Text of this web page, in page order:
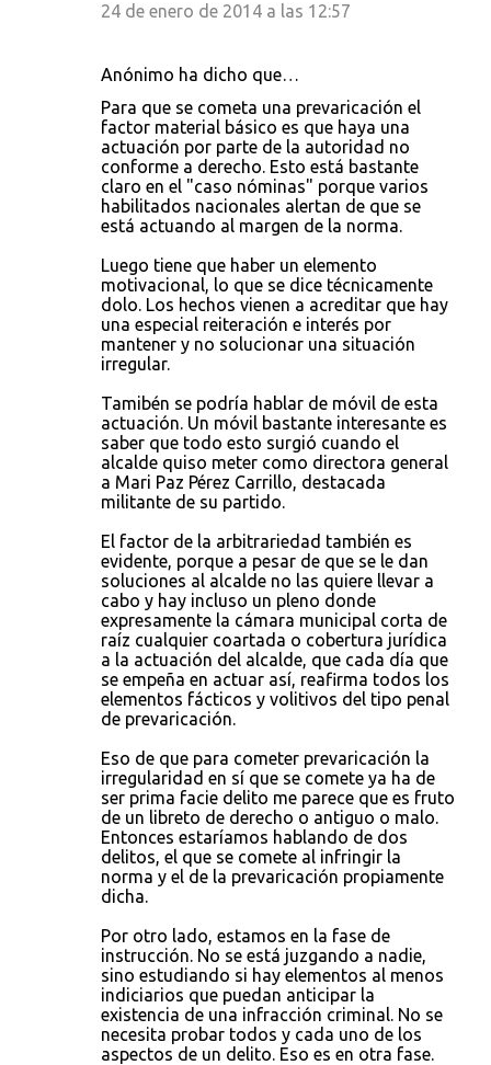
24 de enero de 2014 a las 12:57
Anónimo ha dicho que…
Para que se cometa una prevaricación el
factor material básico es que haya una
actuación por parte de la autoridad no
conforme a derecho. Esto está bastante
claro en el "caso nóminas" porque varios
habilitados nacionales alertan de que se
está actuando al margen de la norma.
Luego tiene que haber un elemento
motivacional, lo que se dice técnicamente
dolo. Los hechos vienen a acreditar que hay
una especial reiteración e interés por
mantener y no solucionar una situación
irregular.
Tamibén se podría hablar de móvil de esta
actuación. Un móvil bastante interesante es
saber que todo esto surgió cuando el
alcalde quiso meter como directora general
a Mari Paz Pérez Carrillo, destacada
militante de su partido.
El factor de la arbitrariedad también es
evidente, porque a pesar de que se le dan
soluciones al alcalde no las quiere llevar a
cabo y hay incluso un pleno donde
expresamente la cámara municipal corta de
raíz cualquier coartada o cobertura jurídica
a la actuación del alcalde, que cada día que
se empeña en actuar así, reafirma todos los
elementos fácticos y volitivos del tipo penal
de prevaricación.
Eso de que para cometer prevaricación la
irregularidad en sí que se comete ya ha de
ser prima facie delito me parece que es fruto
de un libreto de derecho o antiguo o malo.
Entonces estaríamos hablando de dos
delitos, el que se comete al infringir la
norma y el de la prevaricación propiamente
dicha.
Por otro lado, estamos en la fase de
instrucción. No se está juzgando a nadie,
sino estudiando si hay elementos al menos
indiciarios que puedan anticipar la
existencia de una infracción criminal. No se
necesita probar todos y cada uno de los
aspectos de un delito. Eso es en otra fase.